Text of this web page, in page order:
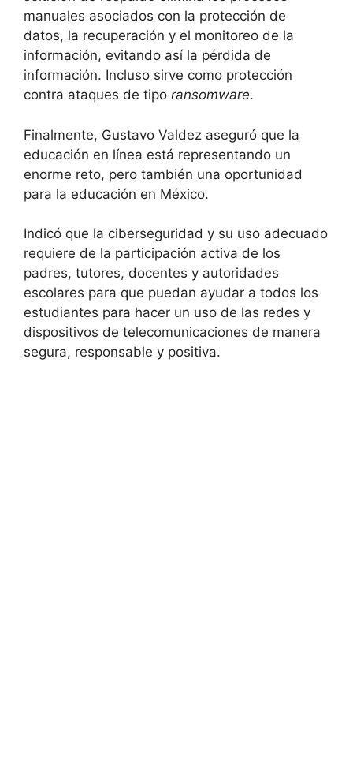
manuales asociados con la protección de
datos, la recuperación y el monitoreo de la
información, evitando así la pérdida de
información. Incluso sirve como protección
contra ataques de tipo ransomware.
Finalmente, Gustavo Valdez aseguró que la
educación en línea está representando un
enorme reto, pero también una oportunidad
para la educación en México.
Indicó que la ciberseguridad y su uso adecuado
requiere de la participación activa de los
padres, tutores, docentes y autoridades
escolares para que puedan ayudar a todos los
estudiantes para hacer un uso de las redes y
dispositivos de telecomunicaciones de manera
segura, responsable y positiva.